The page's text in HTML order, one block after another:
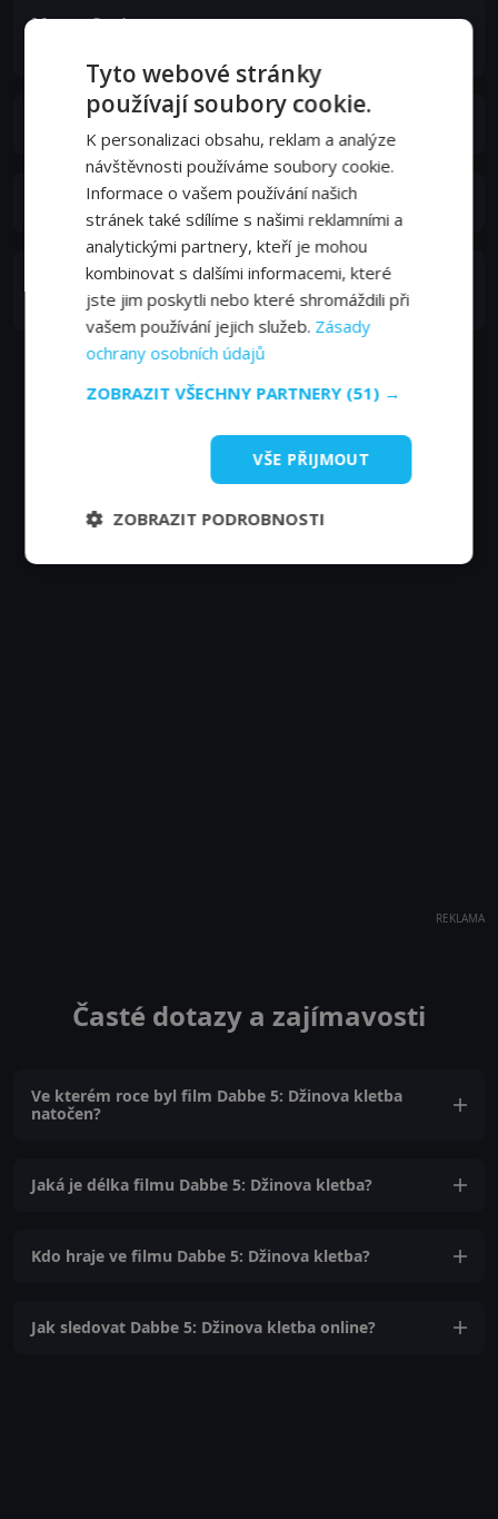
Murat Seviş
Kubra Bayraktar
Ömer Duran
Salih Saygı
Profesör Necati
REKLAMA
Časté dotazy a zajímavosti
Ve kterém roce byl film Dabbe 5: Džinova kletba
natočen?
Jaká je délka filmu Dabbe 5: Džinova kletba?
Kdo hraje ve filmu Dabbe 5: Džinova kletba?
Jak sledovat Dabbe 5: Džinova kletba online?
Tyto webové stránky
používají soubory cookie.
K personalizaci obsahu, reklam a analýze
návštěvnosti používáme soubory cookie.
Informace o vašem používání našich
stránek také sdílíme s našimi reklamními a
analytickými partnery, kteří je mohou
kombinovat s dalšími informacemi, které
jste jim poskytli nebo které shromáždili při
vašem používání jejich služeb. Zásady
ochrany osobních údajů
ZOBRAZIT VŠECHNY PARTNERY (51) →
VŠE PŘIJMOUT
ZOBRAZIT PODROBNOSTI